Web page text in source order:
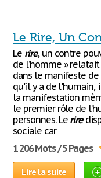
Le Rire, Un
Le rire, un contre
de l’homme »
dans le manifeste
qu'il y a de l'humain,
la manifestation
le premier rôle de
personnes. Le rire
sociale car
1 206 Mots / 5 Pages
Lire la suite